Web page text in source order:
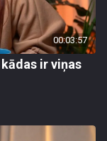
00:03:57
ir viņas